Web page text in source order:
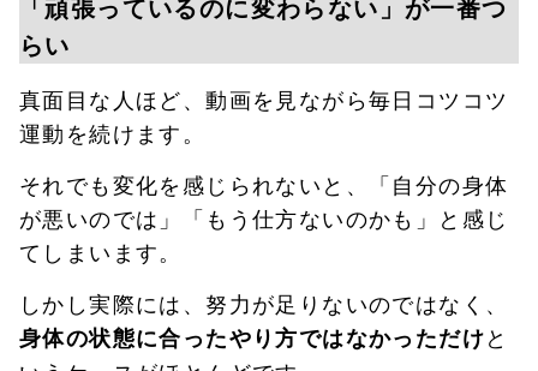
「頑張っているのに変わらない」が一番つ
らい
真面目な人ほど、動画を見ながら毎日コツコツ
運動を続けます。
それでも変化を感じられないと、「自分の身体
が悪いのでは」「もう仕方ないのかも」と感じ
てしまいます。
しかし実際には、努力が足りないのではなく、
身体の状態に合ったやり方ではなかっただけと